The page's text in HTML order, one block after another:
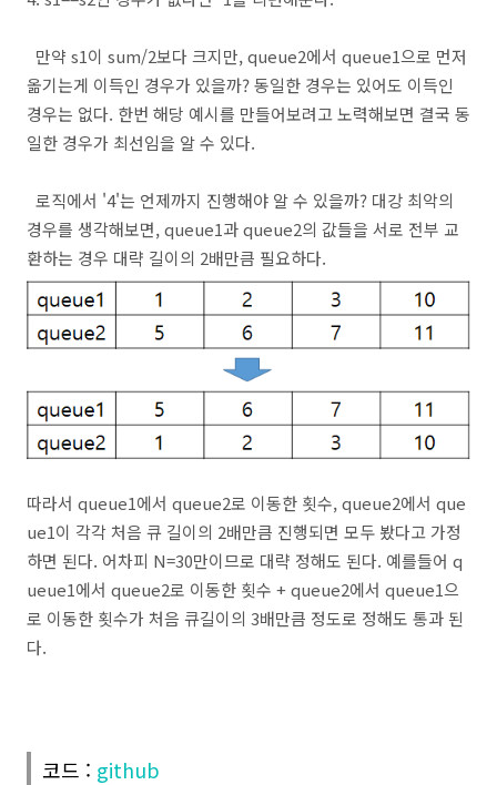
만약 s1이 sum/2보다 크지만, queue2에서 queue1으로 먼저
옮기는게 이득인 경우가 있을까? 동일한 경우는 있어도 이득인
경우는 없다. 한번 해당 예시를 만들어보려고 노력해보면 결국 동
일한 경우가 최선임을 알 수 있다.
로직에서 '4'는 언제까지 진행해야 알 수 있을까? 대강 최악의
경우를 생각해보면, queue1과 queue2의 값들을 서로 전부 교
환하는 경우 대략 길이의 2배만큼 필요하다.
따라서 queue1에서 queue2로 이동한 횟수, queue2에서 que
ue1이 각각 처음 큐 길이의 2배만큼 진행되면 모두 봤다고 가정
하면 된다. 어차피 N=30만이므로 대략 정해도 된다. 예를들어 q
ueue1에서 queue2로 이동한 횟수 + queue2에서 queue1으
로 이동한 횟수가 처음 큐길이의 3배만큼 정도로 정해도 통과 된
다.
코드 : github